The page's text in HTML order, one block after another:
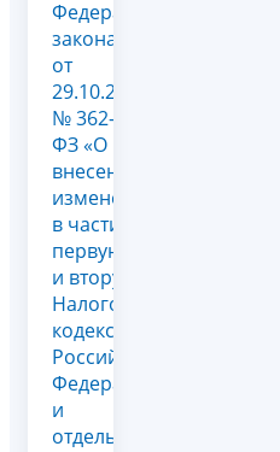
Федерального
закона
от
29.10.2024
№ 362-
ФЗ «О
внесении
изменений
в части
первую
и вторую
Налогового
кодекса
Российской
Федерации
и
отдельны...